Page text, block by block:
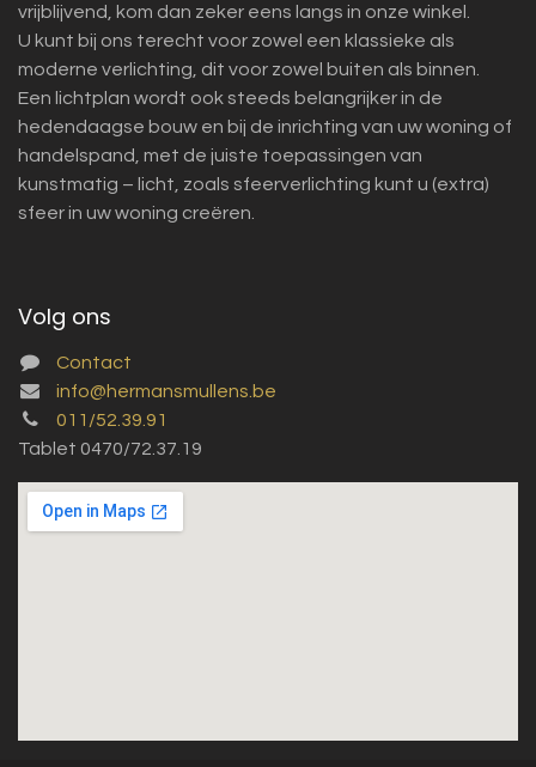
vrijblijvend, kom dan zeker eens langs in onze winkel.
U kunt bij ons terecht voor zowel een klassieke als
moderne verlichting, dit voor zowel buiten als binnen.
Een lichtplan wordt ook steeds belangrijker in de
hedendaagse bouw en bij de inrichting van uw woning of
handelspand, met de juiste toepassingen van
kunstmatig – licht, zoals sfeerverlichting kunt u (extra)
sfeer in uw woning creëren.
Volg ons
Contact
info@hermansmullens.be
011/52.39.91
Tablet 0470/72.37.19